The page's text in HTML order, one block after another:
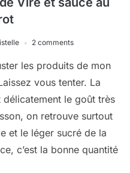
2 comments
les produits de mon
vous tenter. La
le goût très
on retrouve surtout
et le léger sucré de la
c’est la bonne quantité